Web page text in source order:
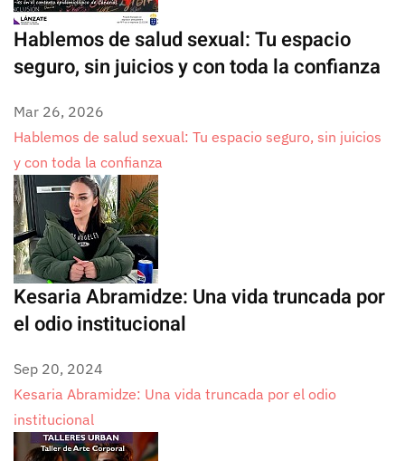
Hablemos de salud sexual: Tu espacio
seguro, sin juicios y con toda la confianza
Mar 26, 2026
Hablemos de salud sexual: Tu espacio seguro, sin juicios
y con toda la confianza
Kesaria Abramidze: Una vida truncada por
el odio institucional
Sep 20, 2024
Kesaria Abramidze: Una vida truncada por el odio
institucional